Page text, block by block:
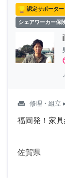
認定サポーター
シェアワーカー保
weekend 修理・組立
福岡発！家
佐賀県